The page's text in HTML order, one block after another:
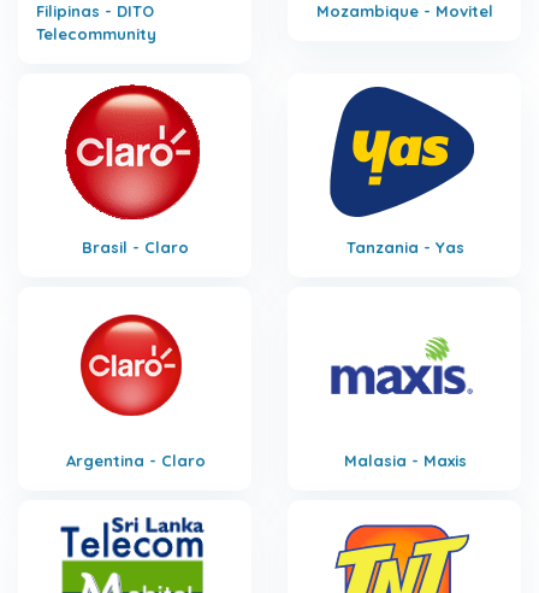
Filipinas - DITO
Telecommunity
Mozambique - Movitel
Brasil - Claro Tanzania - Yas
Argentina - Claro Malasia - Maxis